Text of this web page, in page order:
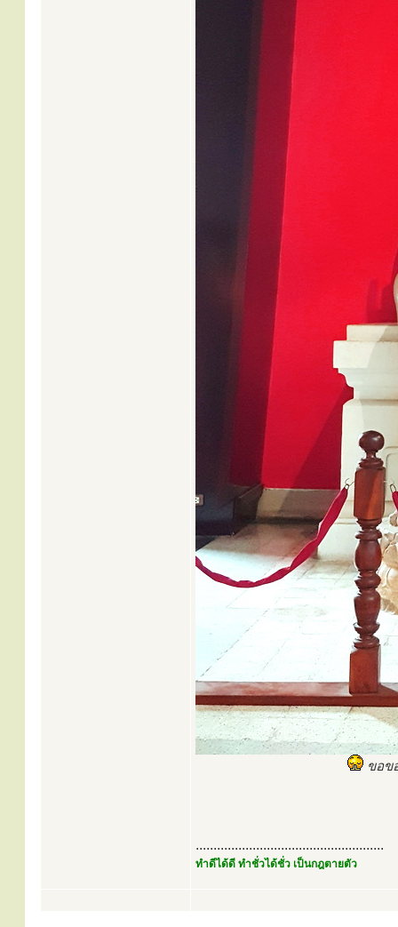
ขอข
.....................................................
ทำดีได้ดี ทำชั่วได้ชั่ว เป็นกฎตายตัว